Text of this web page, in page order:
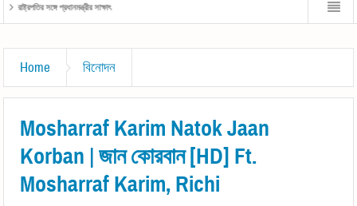
রাষ্ট্রপতির সঙ্গে প্রধানমন্ত্রীর সাক্ষাৎ
Home বিনোদন
Mosharraf Karim Natok Jaan
Korban | জান কোরবান [HD] Ft.
Mosharraf Karim, Richi